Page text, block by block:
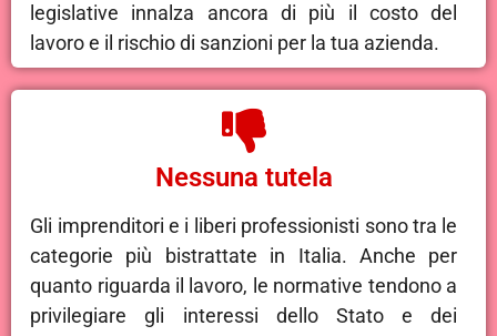
legislative innalza ancora di più il costo del
lavoro e il rischio di sanzioni per la tua azienda.
Nessuna tutela
Gli imprenditori e i liberi professionisti sono tra le
categorie più bistrattate in Italia. Anche per
quanto riguarda il lavoro, le normative tendono a
privilegiare gli interessi dello Stato e dei